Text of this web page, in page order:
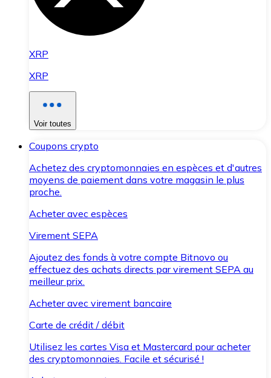
XRP
XRP
Voir toutes
Coupons crypto
Achetez des cryptomonnaies en espèces et d'autres
moyens de paiement dans votre magasin le plus
proche.
Acheter avec espèces
Virement SEPA
Ajoutez des fonds à votre compte Bitnovo ou
effectuez des achats directs par virement SEPA au
meilleur prix.
Acheter avec virement bancaire
Carte de crédit / débit
Utilisez les cartes Visa et Mastercard pour acheter
des cryptomonnaies. Facile et sécurisé !